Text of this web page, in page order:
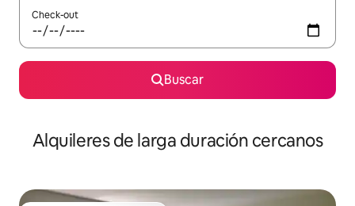
Check-out
Buscar
Alquileres de larga duración cercanos